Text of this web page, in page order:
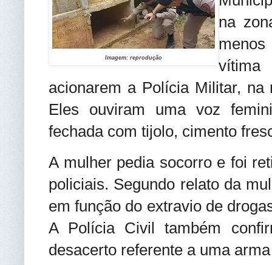
Imagem: reprodução
na
menos
acionarem a Polícia Militar, na
Eles ouviram uma voz
fechada com tijolo, cimento
A mulher pedia socorro e foi
policiais. Segundo relato da
em função do extravio de
A Polícia Civil também
desacerto referente a uma